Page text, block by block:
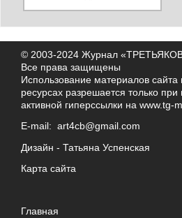
© 2003-2024 Журнал
Все права защищены
Использование материалов сайта
ресурсах разрешается только
активной гиперссылки на www.tg-
E-mail: art4cb@gmail.com
Дизайн - Татьяна Успенская
Карта сайта
Главная